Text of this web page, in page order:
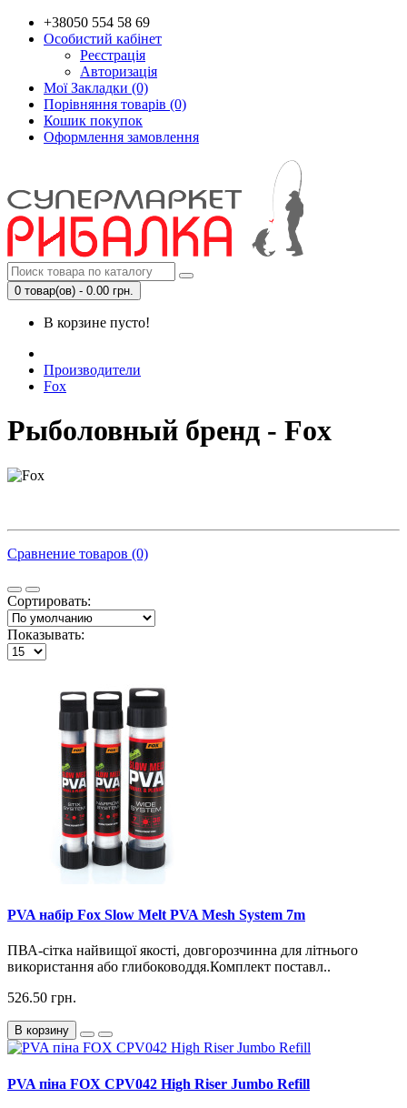
+38050 554 58 69
Особистий кабінет
Реєстрація
Авторизація
Мої Закладки (0)
Порівняння товарів (0)
Кошик покупок
Оформлення замовлення
0 товар(ов) - 0.00 грн.
В корзине пусто!
Производители
Fox
Рыболовный бренд - Fox
Сравнение товаров (0)
Сортировать:
Показывать:
PVA набір Fox Slow Melt PVA Mesh System 7m
ПВА-сітка найвищої якості, довгорозчинна для літнього
використання або глибоководдя.Комплект поставл..
526.50 грн.
В корзину
PVA піна FOX CPV042 High Riser Jumbo Refill